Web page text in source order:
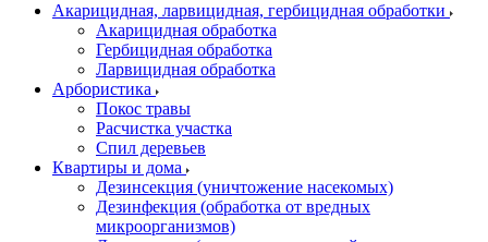
Акарицидная, ларвицидная, гербицидная обработки
Акарицидная обработка
Гербицидная обработка
Ларвицидная обработка
Арбористика
Покос травы
Расчистка участка
Спил деревьев
Квартиры и дома
Дезинсекция (уничтожение насекомых)
Дезинфекция (обработка от вредных
микроорганизмов)